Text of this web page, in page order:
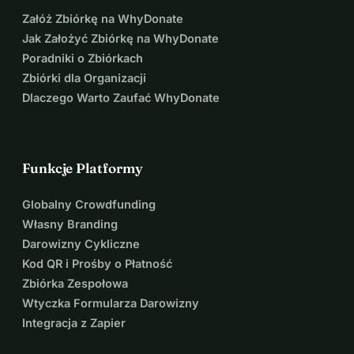
Załóż Zbiórkę na WhyDonate
Jak Założyć Zbiórkę na WhyDonate
Poradniki o Zbiórkach
Zbiórki dla Organizacji
Dlaczego Warto Zaufać WhyDonate
Funkcje Platformy
Globalny Crowdfunding
Własny Branding
Darowizny Cykliczne
Kod QR i Prośby o Płatność
Zbiórka Zespołowa
Wtyczka Formularza Darowizny
Integracja z Zapier